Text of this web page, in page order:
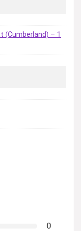
(Cumberland) – 1
0